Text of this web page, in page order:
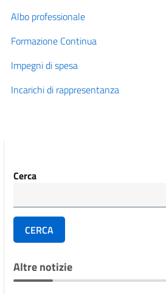
Albo professionale
Formazione Continua
Impegni di spesa
Incarichi di rappresentanza
Cerca
CERCA
Altre notizie